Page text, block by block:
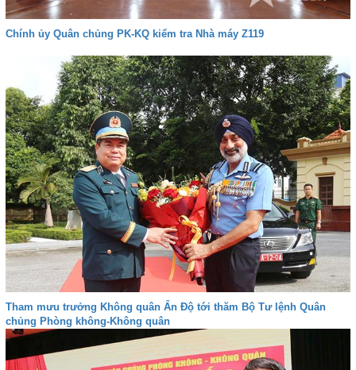
Chính ủy Quân chủng PK-KQ kiểm tra Nhà máy Z119
Tham mưu trưởng Không quân Ấn Độ tới thăm Bộ Tư lệnh Quân
chủng Phòng không-Không quân